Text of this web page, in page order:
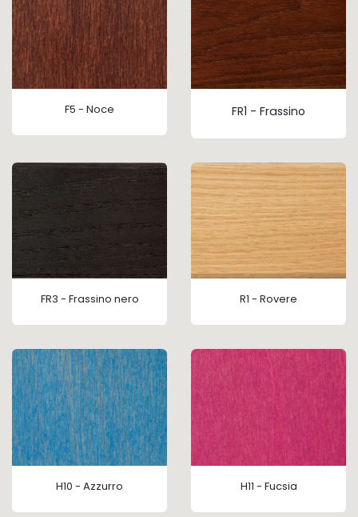
F5 - Noce FR1 - Frassino
FR3 - Frassino nero R1 - Rovere
H10 - Azzurro H11 - Fucsia